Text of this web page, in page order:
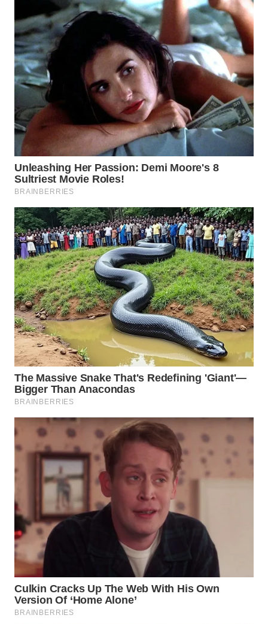
BINJAI
WN
CIREBON
WN
INDRAMAYU
KUNINGAN
WN
MAJALENGKA
WN
SUBANG
WN
SUKABUMI
WN
PURWAKARTA
WN
PRIANGAN
TIMUR
SEMARANG
WN
BOROBUDUR
WN
MADURA
WN
SURABAYA